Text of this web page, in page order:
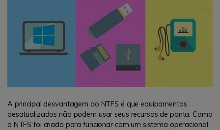
A principal desvantagem do NTFS é que equipamentos
desatualizados não podem usar seus recursos de ponta. Como
o NTFS foi criado para funcionar com um sistema operacional